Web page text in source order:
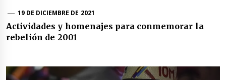
19 DE DICIEMBRE DE 2021
Actividades y homenajes para conmemorar la
rebelión de 2001
Navegación